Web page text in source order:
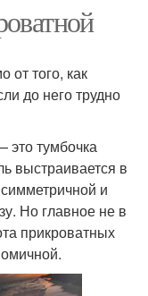
того, как
до него трудно
это тумбочка
выстраивается в
и
Но главное не в
прикроватных